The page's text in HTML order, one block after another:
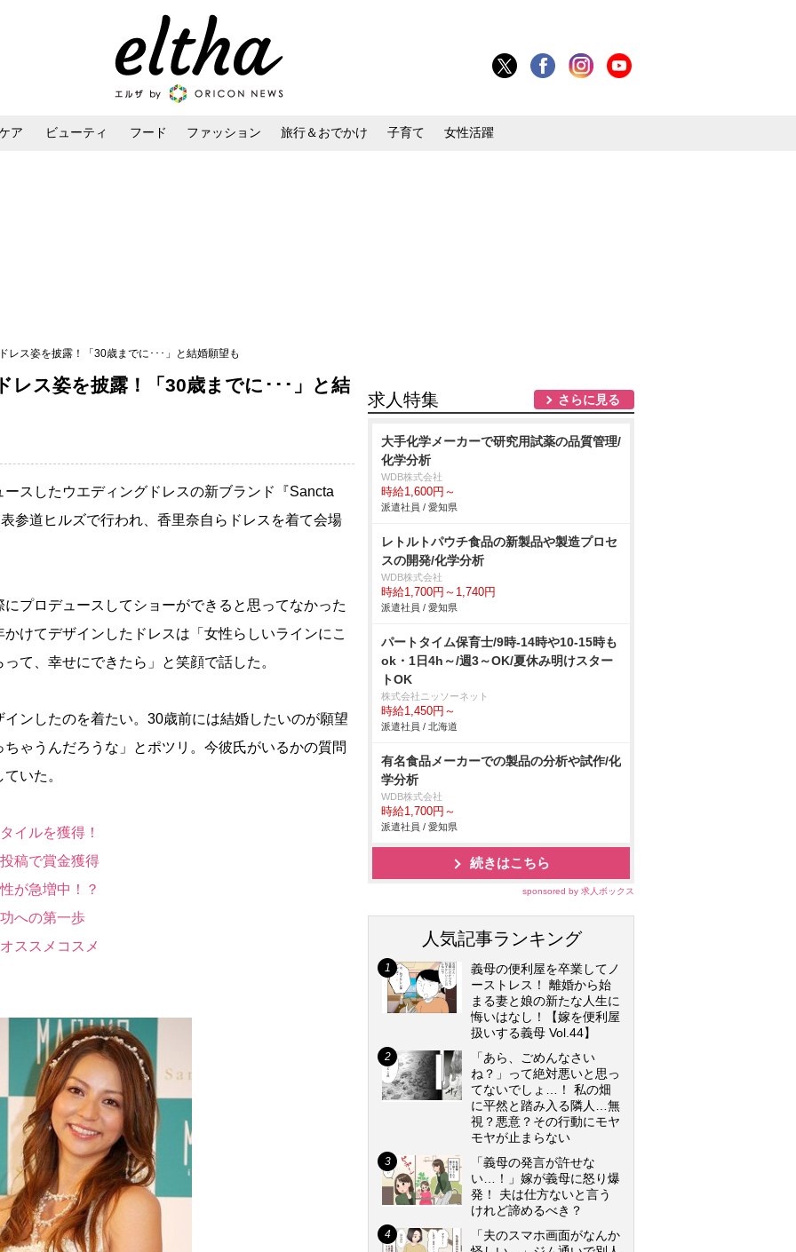
ア ビューティ フード ファッション 旅行＆おでかけ 子育て 女性活躍
レス姿を披露！「30歳までに･･･」と結婚願望も
レス姿を披露！「30歳までに･･･」と結
ースしたウエディングドレスの新ブランド『Sancta
参道ヒルズで行われ、香里奈自らドレスを着て会場
プロデュースしてショーができると思ってなかった
けてデザインしたドレスは「女性らしいラインにこ
て、幸せにできたら」と笑顔で話した。
ンしたのを着たい。30歳前には結婚したいのが願望
ゃうんだろうな」とポツリ。今彼氏がいるかの質問
いた。
イルを獲得！
稿で賞金獲得
が急増中！？
への第一歩
ススメコスメ
求人特集 さらに見る
大手化学メーカーで研究用試薬の品質管理/
化学分析
WDB株式会社
時給1,600円～
派遣社員 / 愛知県
レトルトパウチ食品の新製品や製造プロセ
スの開発/化学分析
WDB株式会社
時給1,700円～1,740円
派遣社員 / 愛知県
パートタイム保育士/9時-14時や10-15時も
ok・1日4h～/週3～OK/夏休み明けスター
トOK
株式会社ニッソーネット
時給1,450円～
派遣社員 / 北海道
有名食品メーカーでの製品の分析や試作/化
学分析
WDB株式会社
時給1,700円～
派遣社員 / 愛知県
続きはこちら
sponsored by 求人ボックス
人気記事ランキング
義母の便利屋を卒業してノ
ーストレス！ 離婚から始
まる妻と娘の新たな人生に
悔いはなし！【嫁を便利屋
扱いする義母 Vol.44】
「あら、ごめんなさい
ね？」って絶対悪いと思っ
てないでしょ…！ 私の畑
に平然と踏み入る隣人…無
視？悪意？その行動にモヤ
モヤが止まらない
「義母の発言が許せな
い…！」嫁が義母に怒り爆
発！ 夫は仕方ないと言う
けれど諦めるべき？
「夫のスマホ画面がなんか